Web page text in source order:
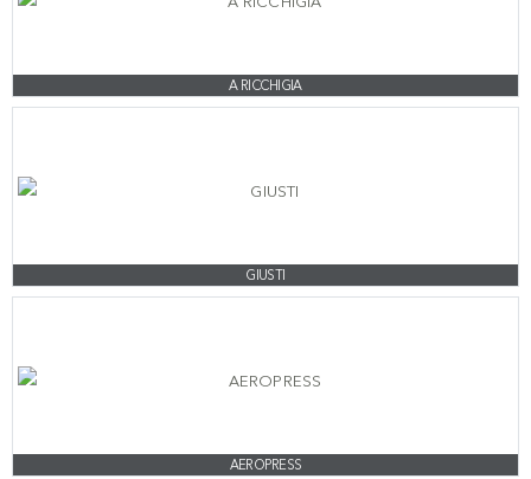
A RICCHIGIA
GIUSTI
AEROPRESS